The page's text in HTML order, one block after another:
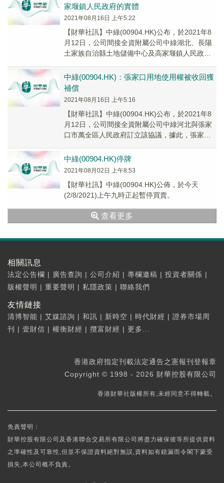
家堰鎮人民政府的實體
2021年08月16日 上午5:22
【財華社訊】中綠(00904.HK)公布，於2021年8
月12日，公司間接全資附屬公司中綠湖北、長陽
土家族自治縣土地儲備中心及高家堰鎮人民政府
中綠(00904.HK)：張家口用地使用權被收回獲
補償
2021年08月16日 上午5:16
【財華社訊】中綠(00904.HK)公布，於2021年8
月12日，公司間接全資附屬公司中綠河北與張家
口市萬全區人民政府訂立該協議，據此，張家口
中綠(00904.HK)停牌
2021年08月02日 上午8:53
【財華社訊】中綠(00904.HK)公佈，於今天
(2/8/2021)上午九時正起暫停買賣。
查看更多
相關訊息
法定公告欄 | 廣告查詢 | 公司介紹 | 專欄邀稿 | 投資者關係 |
版權聲明 | 重要聲明 | 私隱政策 | 聯絡我們
友情鏈接
清博智能 | 艾媒諮詢 | 和訊 | 新時空 | 時代財經 | 證券市場周
刊
| 壹財信 | 權衡財經 | 攬富財經 | 更多...
香港政府指定刊載法定通告之憲報刊登報章
Copyright © 1998 - 2026 財華控股有限公司
香港財華社版權所有,未經同意不得轉載。
免責聲明：
財華控股有限公司及香港聯合交易所有限公司將盡力確保彼等所提供資料
之準確性及可靠性,但並不保證資料絕對無誤,資料如有錯漏而令閣下蒙受
損失,本公司概不負責。